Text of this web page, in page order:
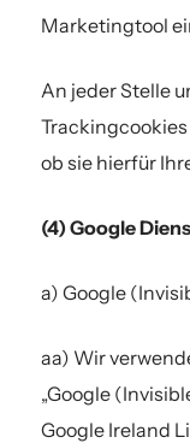
Marketingtool
An jeder Stelle
ob sie hierfür
(4) Google
a) Google
aa) Wir
„Google
Google Ireland